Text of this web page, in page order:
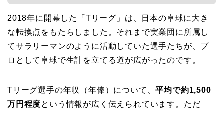
2018年に開幕した「Tリーグ」は、日本の卓球に大き
な転換点をもたらしました。それまで実業団に所属し
てサラリーマンのように活動していた選手たちが、プ
ロとして卓球で生計を立てる道が広がったのです。
Tリーグ選手の年収（年俸）について、平均で約1,500
万円程度という情報が広く伝えられています。ただ